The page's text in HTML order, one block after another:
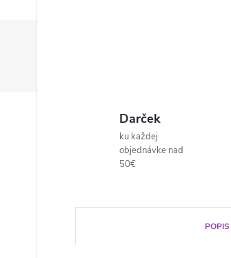
Darček
ku každej
objednávke nad
50€
POPIS